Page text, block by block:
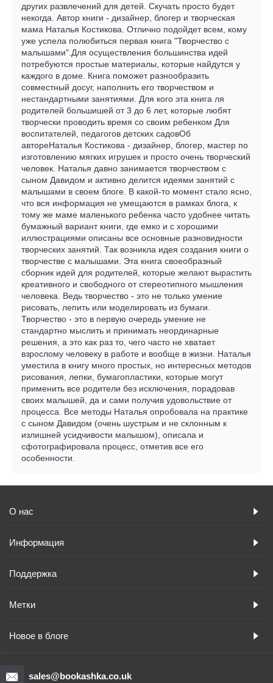
других развлечений для детей. Скучать просто будет
некогда. Автор книги - дизайнер, блогер и творческая
мама Наталья Костикова. Отлично подойдет всем, кому
уже успела полюбиться первая книга "Творчество с
малышами".Для осуществления большинства идей
потребуются простые материалы, которые найдутся у
каждого в доме. Книга поможет разнообразить
совместный досуг, наполнить его творчеством и
нестандартными занятиями. Для кого эта книга ля
родителей большишей от 3 до 6 лет, которые любят
творчески проводить время со своим ребенком Для
воспитателей, педагогов детских садовОб
автореНаталья Костикова - дизайнер, блогер, мастер по
изготовлению мягких игрушек и просто очень творческий
человек. Наталья давно занимается творчеством с
сыном Давидом и активно делится идеями занятий с
малышами в своем блоге. В какой-то момент стало ясно,
что вся информация не умещаются в рамках блога, к
тому же маме маленького ребенка часто удобнее читать
бумажный вариант книги, где емко и с хорошими
иллюстрациями описаны все основные разновидности
творческих занятий. Так возникла идея создания книги о
творчестве с малышами. Эта книга своеобразный
сборник идей для родителей, которые желают вырастить
креативного и свободного от стереотипного мышления
человека. Ведь творчество - это не только умение
рисовать, лепить или моделировать из бумаги.
Творчество - это в первую очередь умение не
стандартно мыслить и принимать неординарные
решения, а это как раз то, чего часто не хватает
взрослому человеку в работе и вообще в жизни. Наталья
уместила в книгу много простых, но интересных методов
рисования, лепки, бумагопластики, которые могут
применить все родители без исключения, порадовав
своих малышей, да и сами получив удовольствие от
процесса. Все методы Наталья опробовала на практике
с сыном Давидом (очень шустрым и не склонным к
излишней усидчивости малышом), описала и
сфотографировала процесс, отметив все его
особенности.
О нас
Информация
Поддержка
Метки
Новое в блоге
sales@bookashka.co.uk